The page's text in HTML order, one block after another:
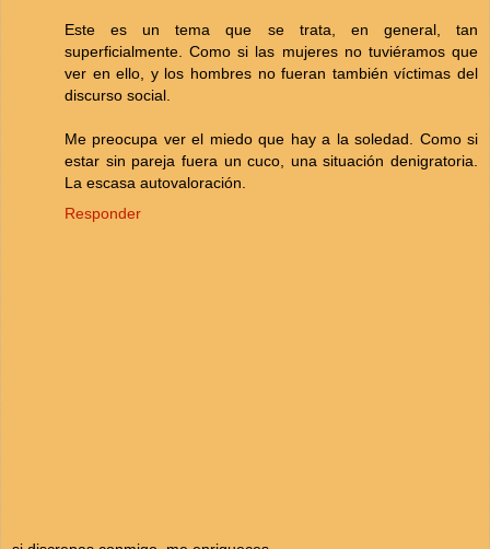
Este es un tema que se trata, en general, tan
superficialmente. Como si las mujeres no tuviéramos que
ver en ello, y los hombres no fueran también víctimas del
discurso social.
Me preocupa ver el miedo que hay a la soledad. Como si
estar sin pareja fuera un cuco, una situación denigratoria.
La escasa autovaloración.
Responder